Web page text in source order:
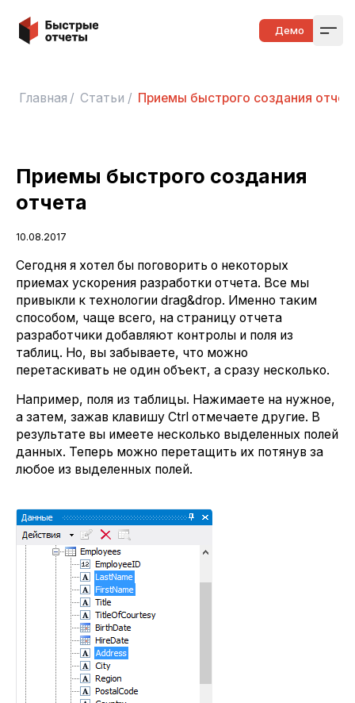
Быстрые отчеты Демо
Главная / Статьи / Приемы быстрого создания
Приемы быстрого создания
отчета
10.08.2017
Сегодня я хотел бы поговорить о некоторых
приемах ускорения разработки отчета. Все мы
привыкли к технологии drag&drop. Именно таким
способом, чаще всего, на страницу отчета
разработчики добавляют контролы и поля из
таблиц. Но, вы забываете, что можно
перетаскивать не один объект, а сразу несколько.
Например, поля из таблицы. Нажимаете на нужное,
а затем, зажав клавишу Ctrl отмечаете другие. В
результате вы имеете несколько выделенных полей
данных. Теперь можно перетащить их потянув за
любое из выделенных полей.